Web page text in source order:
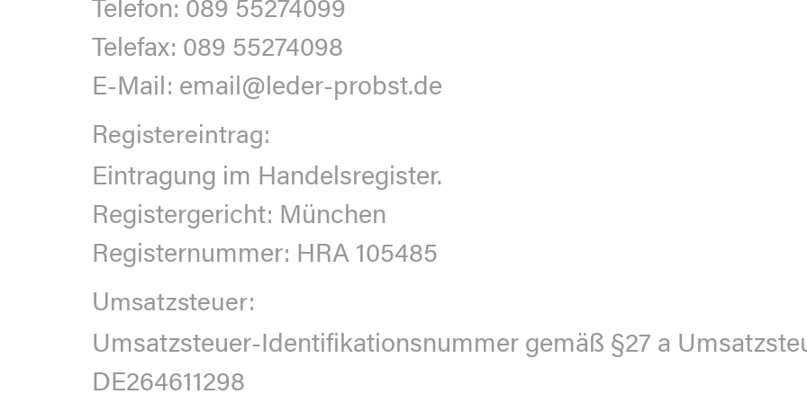
Telefon: 089 55274099
Telefax: 089 55274098
E-Mail: email@leder-probst.de
Registereintrag:
Eintragung im Handelsregister.
Registergericht: München
Registernummer: HRA 105485
Umsatzsteuer:
Umsatzsteuer-Identifikationsnummer gemäß §27 a
DE264611298